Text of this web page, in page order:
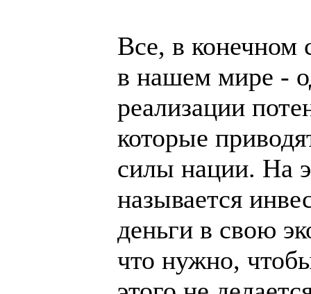
Все, в конечном
в нашем мире -
реализации
которые
силы нации. На
называется
деньги в свою
что нужно,